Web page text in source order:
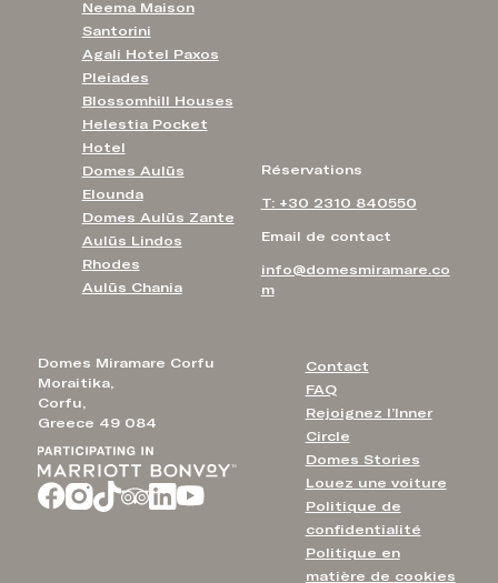
Domes Miramare Corfu
Moraitika,
Corfu,
Greece 49 084
Contact
FAQ
Rejoignez l’Inner
Circle
Domes Stories
Louez une voiture
Politique de
confidentialité
Politique en
matière de cookies
Réservations
T: +30 2310 840550
Email de contact
info@domesmiramare.co
m
Neema Maison
Santorini
Agali Hotel Paxos
Pleiades
Blossomhill Houses
Helestia Pocket
Hotel
Domes Aulūs
Elounda
Domes Aulūs Zante
Aulūs Lindos
Rhodes
Aulūs Chania